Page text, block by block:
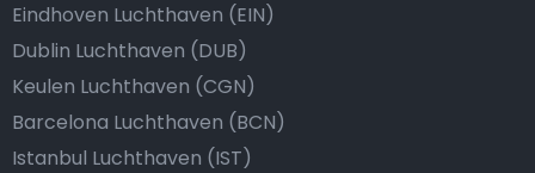
Eindhoven Luchthaven (EIN)
Dublin Luchthaven (DUB)
Keulen Luchthaven (CGN)
Barcelona Luchthaven (BCN)
Istanbul Luchthaven (IST)